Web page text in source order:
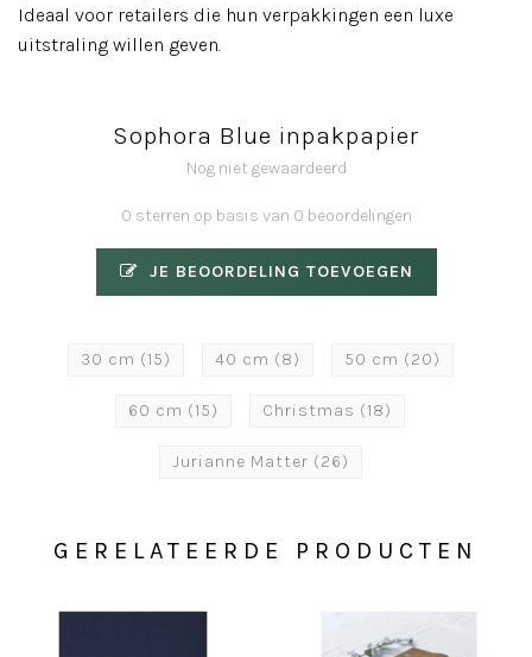
Ideaal voor retailers die hun verpakkingen een luxe
uitstraling willen geven.
Sophora Blue inpakpapier
Nog niet gewaardeerd
0 sterren op basis van 0 beoordelingen
JE BEOORDELING TOEVOEGEN
30 cm (15) 40 cm (8) 50 cm (20)
60 cm (15) Christmas (18)
Jurianne Matter (26)
GERELATEERDE PRODUCTEN